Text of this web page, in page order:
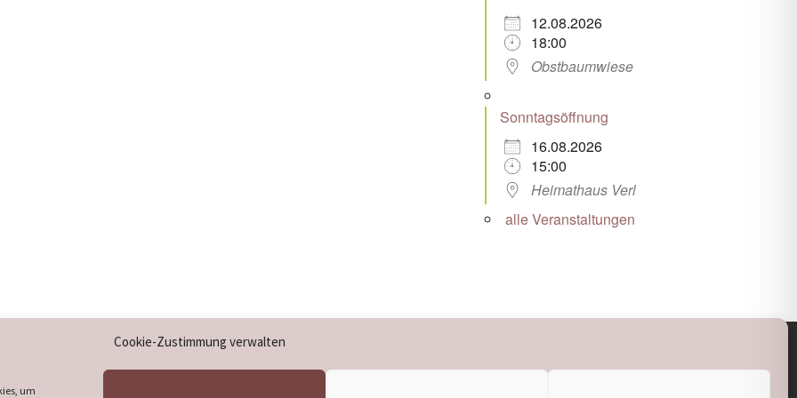
Cookie-Zustimmung verwalten
um
12.08.2026
18:00
Obstbaumwiese
Sonntagsöffnung
16.08.2026
15:00
Heimathaus Verl
alle Veranstaltungen